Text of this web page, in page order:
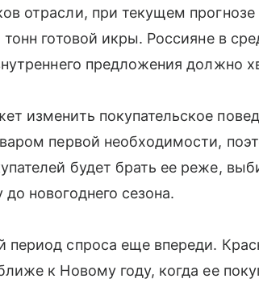
отрасли, при текущем
тонн готовой икры. Россияне в
предложения должно
изменить покупательское
первой необходимости,
будет брать ее реже,
новогоднего сезона.
период спроса еще впереди.
к Новому году, когда ее